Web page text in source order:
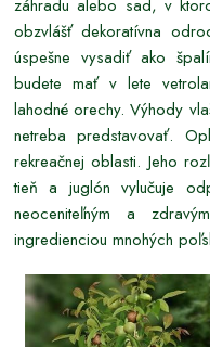
záhradu alebo sad, v
obzvlášť dekoratívna
úspešne vysadiť ako
budete mať v lete
lahodné orechy. Výhody
netreba predstavovať.
rekreačnej oblasti. Jeho
tieň a juglón vylučuje
neoceniteľným a
ingredienciou mnohých